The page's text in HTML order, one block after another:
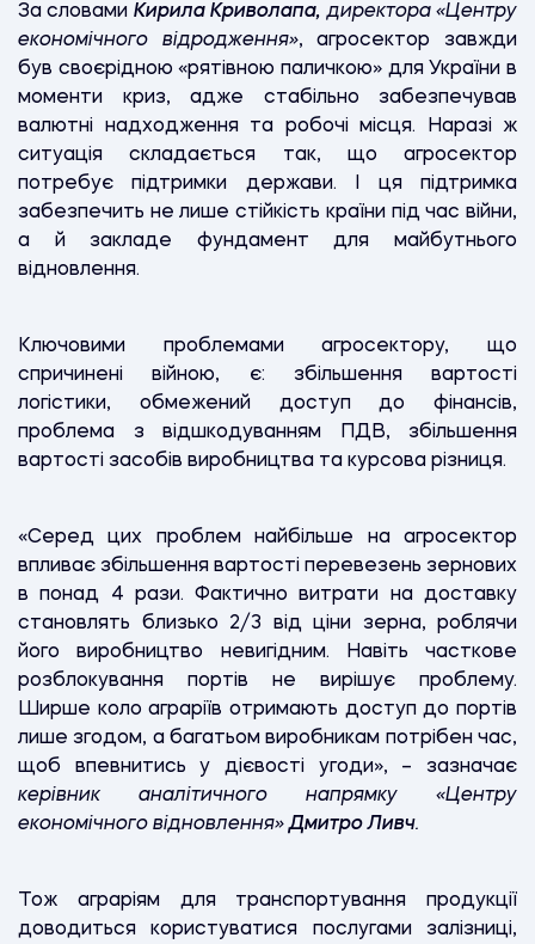
За словами Кирила Криволапа,директора «Центру
економічного відродження», агросектор завжди
був своєрідною «рятівною паличкою» для України в
моменти криз, адже стабільно забезпечував
валютні надходження та робочі місця. Наразі ж
ситуація складається так, що агросектор
потребує підтримки держави. І ця підтримка
забезпечить не лише стійкість країни під час війни,
а й закладе фундамент для майбутнього
відновлення.
Ключовими проблемами агросектору, що
спричинені війною, є: збільшення вартості
логістики, обмежений доступ до фінансів,
проблема з відшкодуванням ПДВ, збільшення
вартості засобів виробництва та курсова різниця.
«Серед цих проблем найбільше на агросектор
впливає збільшення вартості перевезень зернових
в понад 4 рази. Фактично витрати на доставку
становлять близько 2/3 від ціни зерна, роблячи
його виробництво невигідним. Навіть часткове
розблокування портів не вирішує проблему.
Ширше коло аграріїв отримають доступ до портів
лише згодом, а багатьом виробникам потрібен час,
щоб впевнитись у дієвості угоди», – зазначає
керівник аналітичного напрямку «Центру
економічного відновлення»Дмитро Ливч.
Тож аграріям для транспортування продукції
доводиться користуватися послугами залізниці,